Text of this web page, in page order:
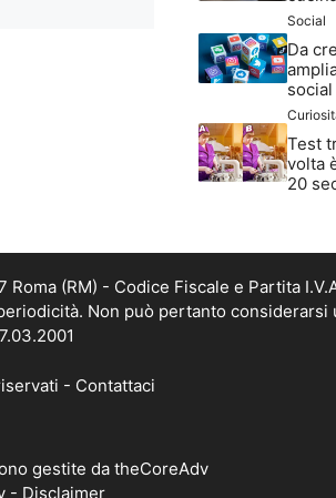
Social
Da
Test
volta
20
Roma (RM) - Codice Fiscale e Partita
Non può pertanto
- Contattaci
gestite da theCoreAdv
- Disclaimer